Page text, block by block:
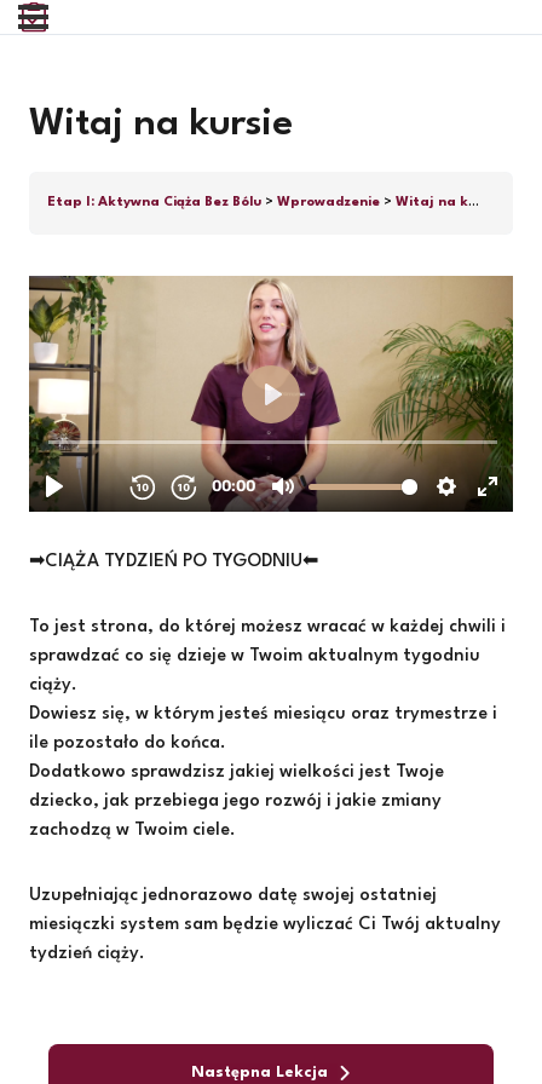
Witaj na kursie
Etap I: Aktywna Ciąża Bez Bólu Wprowadzenie Witaj na kursie
➡CIĄŻA TYDZIEŃ PO TYGODNIU⬅
To jest strona, do której możesz wracać w każdej chwili i
sprawdzać co się dzieje w Twoim aktualnym tygodniu
ciąży.
Dowiesz się, w którym jesteś miesiącu oraz trymestrze i
ile pozostało do końca.
Dodatkowo sprawdzisz jakiej wielkości jest Twoje
dziecko, jak przebiega jego rozwój i jakie zmiany
zachodzą w Twoim ciele.
Uzupełniając jednorazowo datę swojej ostatniej
miesiączki system sam będzie wyliczać Ci Twój aktualny
tydzień ciąży.
Następna Lekcja